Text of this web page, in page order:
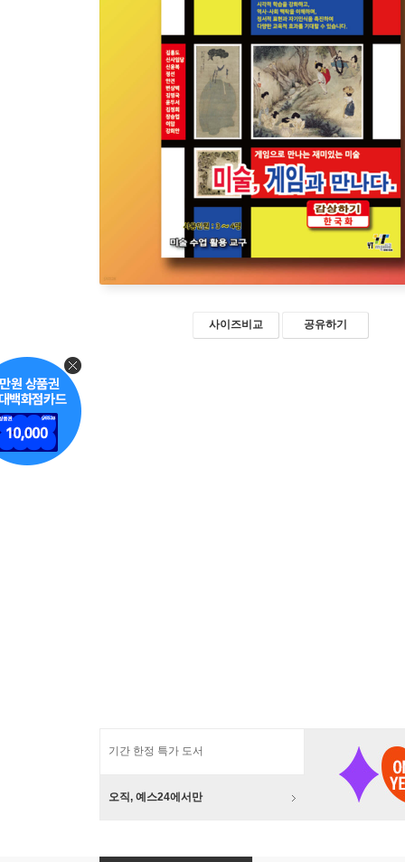
사이즈비교 공유하기
기간 한정 특가 도서
오직, 예스24에서만